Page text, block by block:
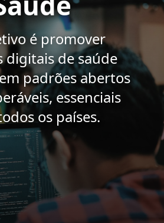
é promover
digitais de saúde
padrões abertos
essenciais
os países.